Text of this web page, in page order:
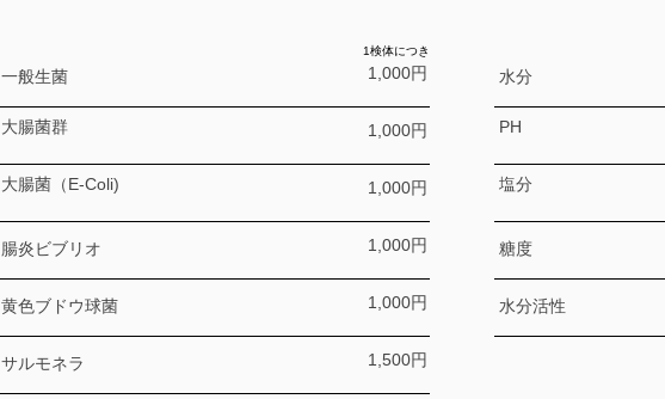
1検体につき
一般生菌 1,000円
大腸菌群 1,000円
大腸菌（E-Coli) 1,000円
腸炎ビブリオ 1,000円
黄色ブドウ球菌 1,000円
サルモネラ 1,500円
水分
PH
塩分
糖度
水分活性